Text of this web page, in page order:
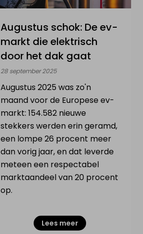
Augustus schok: De ev-
markt die elektrisch
door het dak gaat
28 september 2025
Augustus 2025 was zo'n
maand voor de Europese ev-
markt: 154.582 nieuwe
stekkers werden erin geramd,
een lompe 26 procent meer
dan vorig jaar, en dat leverde
meteen een respectabel
marktaandeel van 20 procent
op.
Lees meer